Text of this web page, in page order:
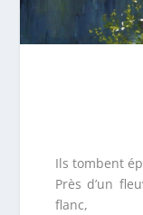
Ils tombent
Près d’un
flanc,